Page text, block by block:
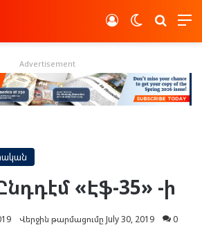
Switch skin
Log In
Advertisement
«Էֆ-35» -ի
Վերջին թարմացումը July 30, 2019
0